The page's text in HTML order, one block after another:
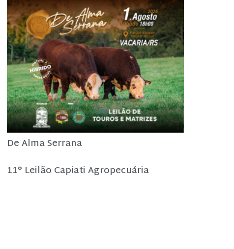
De Alma Serrana
11° Leilão Capiati Agropecuária